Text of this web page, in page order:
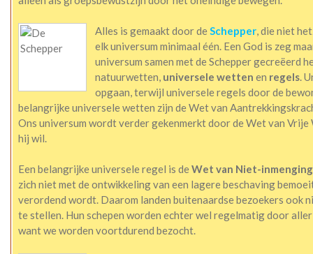
Alles is gemaakt door deSchepper, die niet
elk universum minimaal één. Een God is zeg
universum samen met de Schepper gecreëerd
natuurwetten, universele wetten en regels.
opgaan, terwijl universele regels door de
belangrijke universele wetten zijn de Wet van
Ons universum wordt verder gekenmerkt door de Wet van
hij wil.
Een belangrijke universele regel is deWet van Niet-inmenging
zich niet met de ontwikkeling van een lagere beschaving
verordend wordt. Daarom landen buitenaardse bezoekers ook
te stellen. Hun schepen worden echter wel regelmatig door
want we worden voortdurend bezocht.